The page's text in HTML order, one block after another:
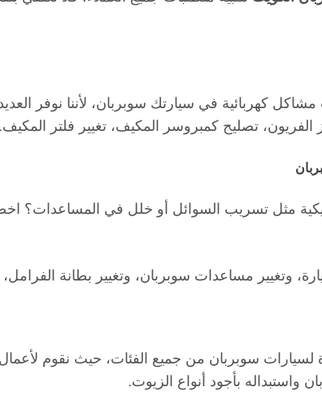
كهربائية في سيارتك سوبربان، لأننا نوفر
الفريون، تصليح كمبروسر المكيف، تغيير فلتر المكيف.
مثل تسريب السوائل أو خلل في المساعدات؟
وتغيير مساعدات سوبربان، وتغيير بطانة
سوبربان من جميع الفئات، حيث نقوم
بأجود أنواع الزيوت.